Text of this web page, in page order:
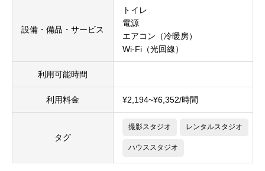
設備・備品・サービス
トイレ
電源
エアコン（冷暖房）
Wi-Fi（光回線）
利用可能時間
利用料金 ¥2,194~¥6,352/時間
タグ
撮影スタジオ レンタルスタジオ
ハウススタジオ